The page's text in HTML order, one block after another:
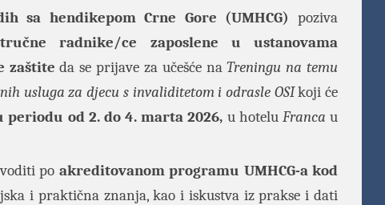
sa hendikepom Crne Gore (UMHCG) poziva
radnike/ce zaposlene u ustanovama
zaštiteda se prijave za učešće naTreningu na temu
usluga za djecu s invaliditetom i odrasle OSIkoji će
periodu od 2. do 4. marta 2026, u hotelu Franca u
po akreditovanom programu UMHCG-a kod
i praktična znanja, kao i iskustva iz prakse i dati